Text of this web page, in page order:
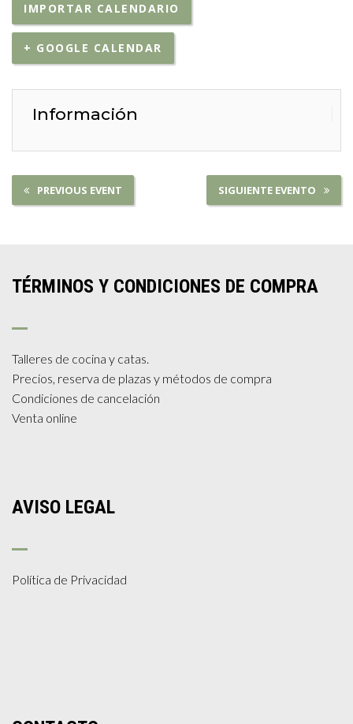
IMPORTAR CALENDARIO
+ GOOGLE CALENDAR
Información
PREVIOUS EVENT SIGUIENTE EVENTO
TÉRMINOS Y CONDICIONES DE COMPRA
Talleres de cocina y catas.
Precios, reserva de plazas y métodos de compra
Condiciones de cancelación
Venta online
AVISO LEGAL
Política de Privacidad